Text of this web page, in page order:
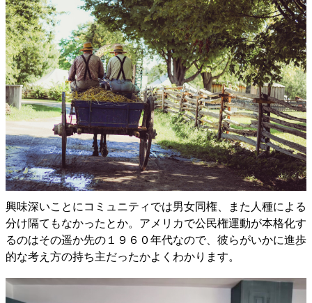
興味深いことにコミュニティでは男女同権、また人種による
分け隔てもなかったとか。アメリカで公民権運動が本格化す
るのはその遥か先の１９６０年代なので、彼らがいかに進歩
的な考え方の持ち主だったかよくわかります。